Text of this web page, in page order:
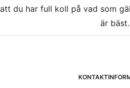
att du har full koll på vad som
är bäst.